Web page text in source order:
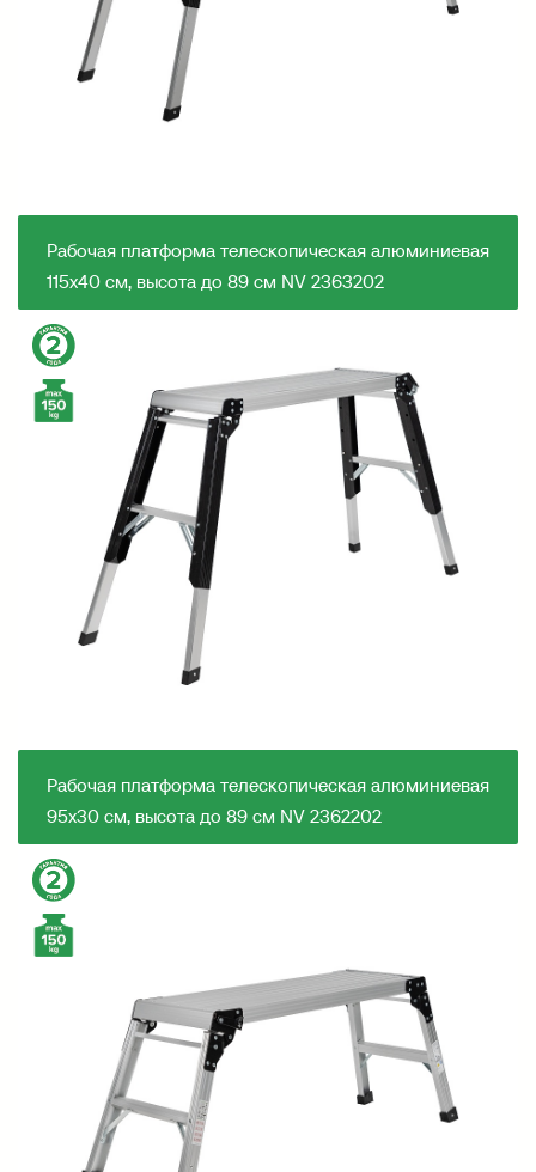
Рабочая платформа телескопическая алюминиевая
115х40 см, высота до 89 см NV 2363202
Рабочая платформа телескопическая алюминиевая
95х30 см, высота до 89 см NV 2362202